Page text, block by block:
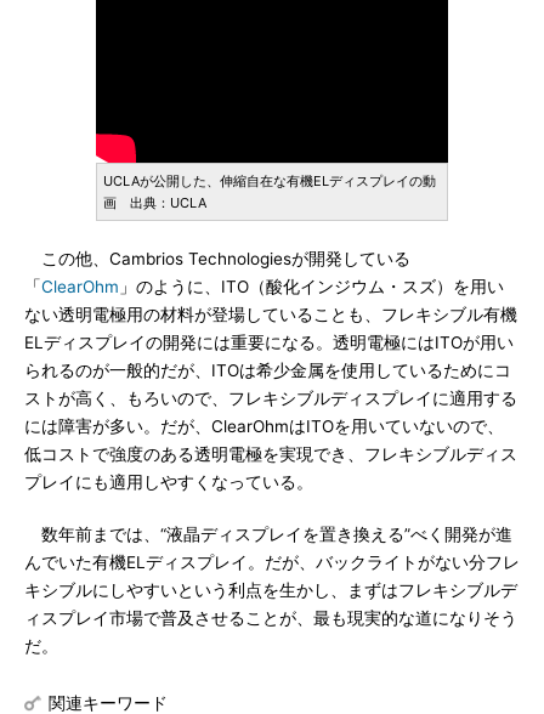
UCLAが公開した、伸縮自在な有機ELディスプレイの動
画 出典：UCLA
この他、Cambrios Technologiesが開発している
「ClearOhm 」のように、ITO（酸化インジウム・スズ）を用い
ない透明電極用の材料が登場していることも、フレキシブル有機
ELディスプレイの開発には重要になる。透明電極にはITOが用い
られるのが一般的だが、ITOは希少金属を使用しているためにコ
ストが高く、もろいので、フレキシブルディスプレイに適用する
には障害が多い。だが、ClearOhmはITOを用いていないので、
低コストで強度のある透明電極を実現でき、フレキシブルディス
プレイにも適用しやすくなっている。
数年前までは、“液晶ディスプレイを置き換える”べく開発が進
んでいた有機ELディスプレイ。だが、バックライトがない分フレ
キシブルにしやすいという利点を生かし、まずはフレキシブルデ
ィスプレイ市場で普及させることが、最も現実的な道になりそう
だ。
関連キーワード